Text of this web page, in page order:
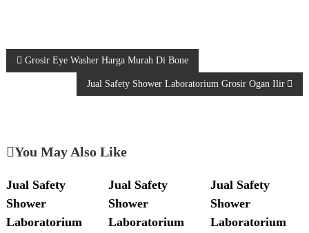
P
t
n
a
Grosir Eye Washer Harga Murah Di Bone
Jual Safety Shower Laboratorium Grosir Ogan Ilir
You May Also Like
Jual Safety
Shower
Laboratorium
Jual Safety
Shower
Laboratorium
Jual Safety
Shower
Laboratorium